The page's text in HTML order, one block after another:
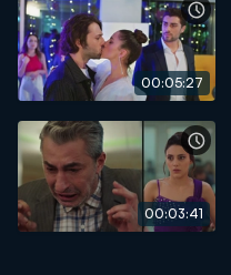
00:05:27
00:03:41